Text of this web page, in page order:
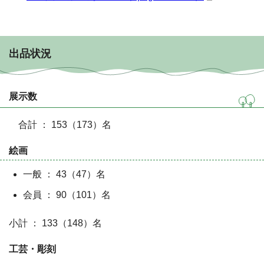
出品状況
展示数
合計 ： 153（173）名
絵画
一般 ： 43（47）名
会員 ： 90（101）名
小計 ： 133（148）名
工芸・彫刻